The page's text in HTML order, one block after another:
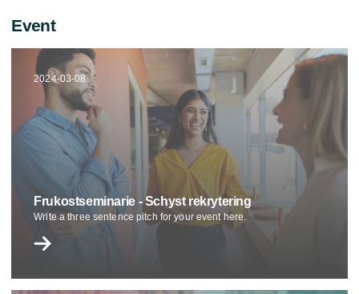
Event
2024-03-08
Frukostseminarie - Schyst rekrytering
Write a three sentence pitch for your event here.